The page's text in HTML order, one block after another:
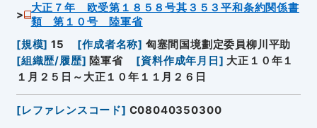
大正７年 欧受第１８５８号其３５３平和条約関係書
類 第１０号 陸軍省
[規模] 15 [作成者名称] 匈塞間国境劃定委員柳川平助
[組織歴/履歴] 陸軍省 [資料作成年月日 ] 大正１０年１
１月２５日～大正１０年１１月２６日
[レファレンスコード] C08040350300